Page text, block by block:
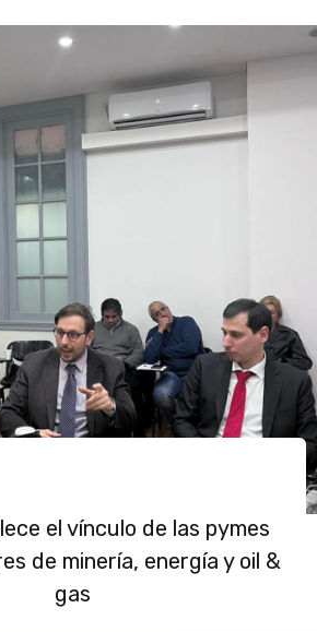
el vínculo de las pymes
de minería, energía y oil &
gas